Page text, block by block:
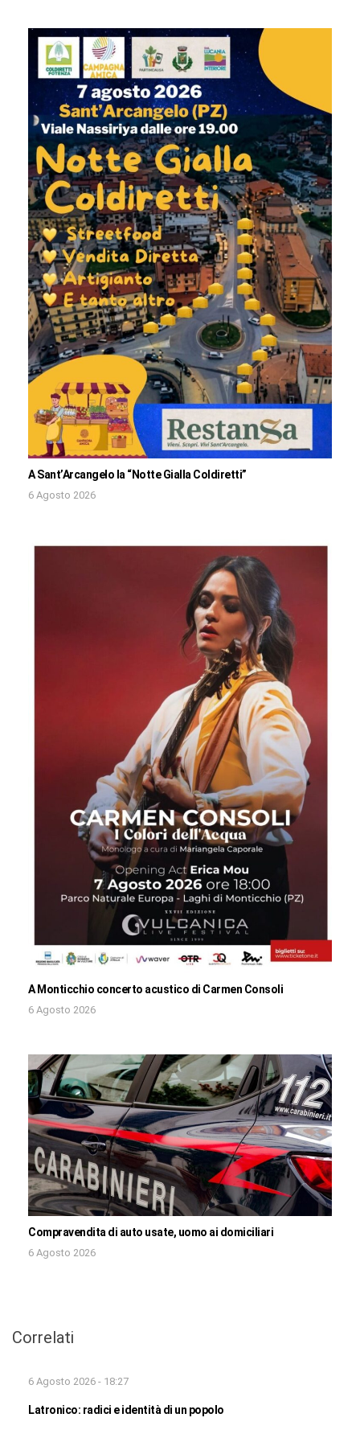
A Sant’Arcangelo la “Notte Gialla Coldiretti”
6 Agosto 2026
A Monticchio concerto acustico di Carmen Consoli
6 Agosto 2026
Compravendita di auto usate, uomo ai domiciliari
6 Agosto 2026
Correlati
6 Agosto 2026 - 18:27
Latronico: radici e identità di un popolo